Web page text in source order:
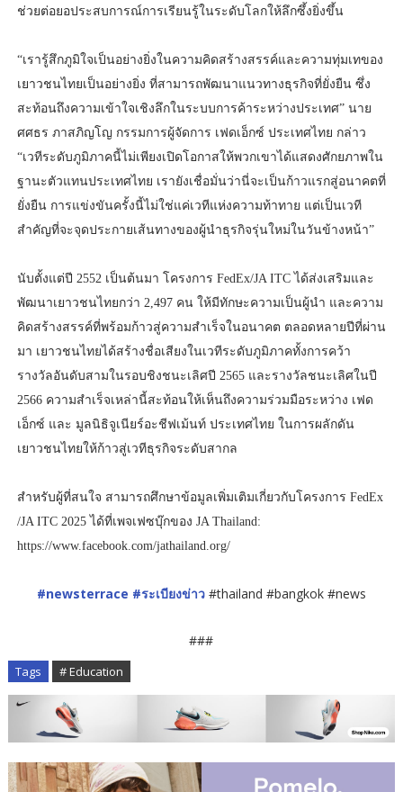
ช่วยต่อยอประสบการณ์การเรียนรู้ในระดับโลกให้ลึกซึ้งยิ่งขึ้น
“เรารู้สึกภูมิใจเป็นอย่างยิ่งในความคิดสร้างสรรค์และความทุ่มเทของ
เยาวชนไทยเป็นอย่างยิ่ง ที่สามารถพัฒนาแนวทางธุรกิจที่ยั่งยืน ซึ่ง
สะท้อนถึงความเข้าใจเชิงลึกในระบบการค้าระหว่างประเทศ” นาย
ศศธร ภาสภิญโญ กรรมการผู้จัดการ เฟดเอ็กซ์ ประเทศไทย กล่าว
“เวทีระดับภูมิภาคนี้ไม่เพียงเปิดโอกาสให้พวกเขาได้แสดงศักยภาพใน
ฐานะตัวแทนประเทศไทย เรายังเชื่อมั่นว่านี่จะเป็นก้าวแรกสู่อนาคตที่
ยั่งยืน การแข่งขันครั้งนี้ไม่ใช่แค่เวทีแห่งความท้าทาย แต่เป็นเวที
สำคัญที่จะจุดประกายเส้นทางของผู้นำธุรกิจรุ่นใหม่ในวันข้างหน้า”
นับตั้งแต่ปี 2552 เป็นต้นมา โครงการ FedEx/JA ITC ได้ส่งเสริมและ
พัฒนาเยาวชนไทยกว่า 2,497 คน ให้มีทักษะความเป็นผู้นำ และความ
คิดสร้างสรรค์ที่พร้อมก้าวสู่ความสำเร็จในอนาคต ตลอดหลายปีที่ผ่าน
มา เยาวชนไทยได้สร้างชื่อเสียงในเวทีระดับภูมิภาคทั้งการคว้า
รางวัลอันดับสามในรอบชิงชนะเลิศปี 2565 และรางวัลชนะเลิศในปี
2566 ความสำเร็จเหล่านี้สะท้อนให้เห็นถึงความร่วมมือระหว่าง เฟด
เอ็กซ์ และ มูลนิธิจูเนียร์อะชีฟเม้นท์ ประเทศไทย ในการผลักดัน
เยาวชนไทยให้ก้าวสู่เวทีธุรกิจระดับสากล
สำหรับผู้ที่สนใจ สามารถศึกษาข้อมูลเพิ่มเติมเกี่ยวกับโครงการ FedEx
/JA ITC 2025 ได้ที่เพจเฟซบุ๊กของ JA Thailand:
https://www.facebook.com/jathailand.org/
#newsterrace #ระเบียงข่าว#thailand #bangkok #news
###
Tags # Education